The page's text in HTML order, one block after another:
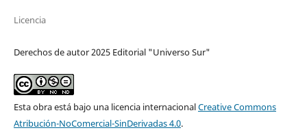
Licencia
Derechos de autor 2025 Editorial "Universo Sur"
Esta obra está bajo una licencia internacionalCreative Commons
Atribución-NoComercial-SinDerivadas 4.0.